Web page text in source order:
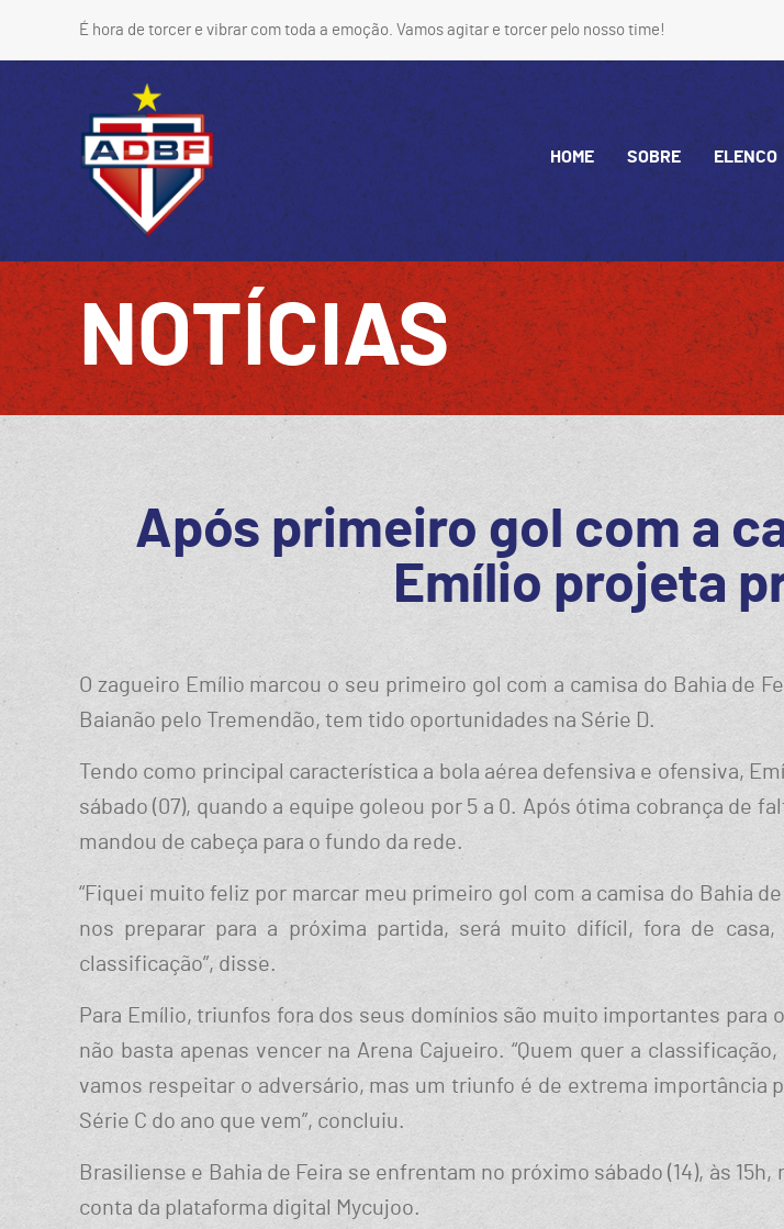
É hora de torcer e vibrar com toda a emoção. Vamos agitar e torcer pelo nosso time!
HOME SOBRE ELENCO
NOTÍCIAS
Após primeiro gol com a
Emílio projeta
O zagueiro Emílio marcou o seu primeiro gol com a camisa do Bahia de
Baianão pelo Tremendão, tem tido oportunidades na Série D.
Tendo como principal característica a bola aérea defensiva e ofensiva,
sábado (07), quando a equipe goleou por 5 a 0. Após ótima cobrança de
mandou de cabeça para o fundo da rede.
“Fiquei muito feliz por marcar meu primeiro gol com a camisa do Bahia
nos preparar para a próxima partida, será muito difícil, fora de
classificação”, disse.
Para Emílio, triunfos fora dos seus domínios são muito importantes para
não basta apenas vencer na Arena Cajueiro. “Quem quer a
vamos respeitar o adversário, mas um triunfo é de extrema
Série C do ano que vem”, concluiu.
Brasiliense e Bahia de Feira se enfrentam no próximo sábado (14), às
conta da plataforma digital Mycujoo.